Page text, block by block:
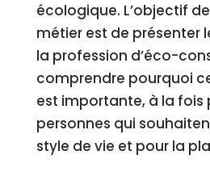
écologique. L’objectif
métier est de présenter
la profession d’éco-
comprendre pourquoi
est importante, à la fois
personnes qui
style de vie et pour la